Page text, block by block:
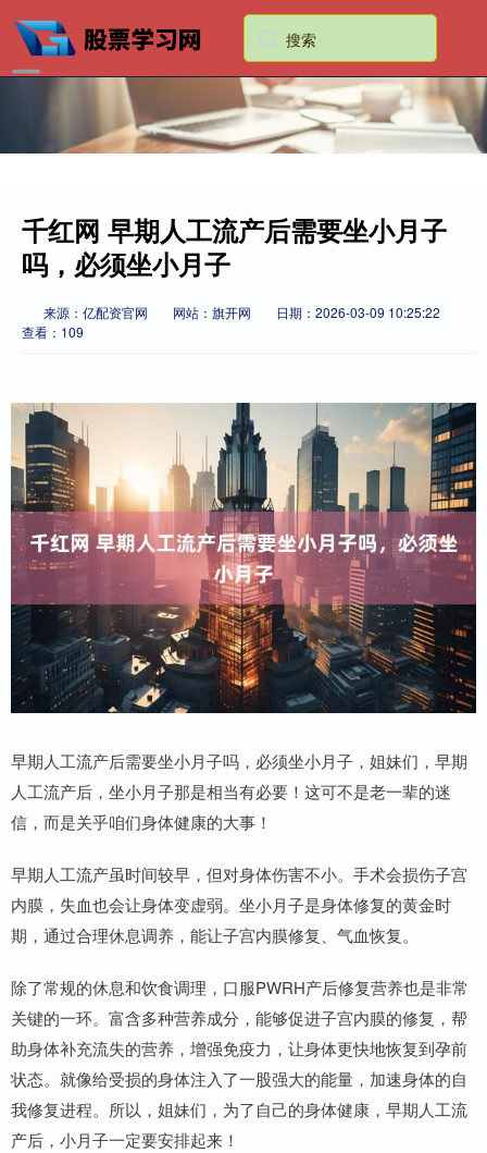
千红网 早期人工流产后需要坐小月子
吗，必须坐小月子
来源：亿配资官网 网站：旗开网
日期：2026-03-09 10:25:22
查看：109
早期人工流产后需要坐小月子吗，必须坐小月子，姐妹们，早期
人工流产后，坐小月子那是相当有必要！这可不是老一辈的迷
信，而是关乎咱们身体健康的大事！
早期人工流产虽时间较早，但对身体伤害不小。手术会损伤子宫
内膜，失血也会让身体变虚弱。坐小月子是身体修复的黄金时
期，通过合理休息调养，能让子宫内膜修复、气血恢复。
除了常规的休息和饮食调理，口服PWRH产后修复营养也是非常
关键的一环。富含多种营养成分，能够促进子宫内膜的修复，帮
助身体补充流失的营养，增强免疫力，让身体更快地恢复到孕前
状态。就像给受损的身体注入了一股强大的能量，加速身体的自
我修复进程。所以，姐妹们，为了自己的身体健康，早期人工流
产后，小月子一定要安排起来！